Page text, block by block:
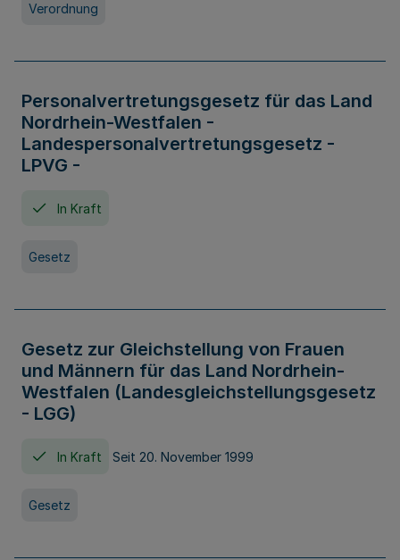
Verordnung
Personalvertretungsgesetz für das Land
Nordrhein-Westfalen -
Landespersonalvertretungsgesetz -
LPVG -
In Kraft
Gesetz
Gesetz zur Gleichstellung von Frauen
und Männern für das Land Nordrhein-
Westfalen (Landesgleichstellungsgesetz
- LGG)
In Kraft Seit 20. November 1999
Gesetz